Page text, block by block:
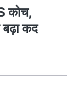
कोच,
बढ़ा कद